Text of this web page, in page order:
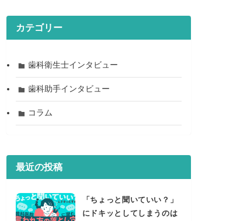
カテゴリー
歯科衛生士インタビュー
歯科助手インタビュー
コラム
最近の投稿
「ちょっと聞いていい？」
にドキッとしてしまうのは